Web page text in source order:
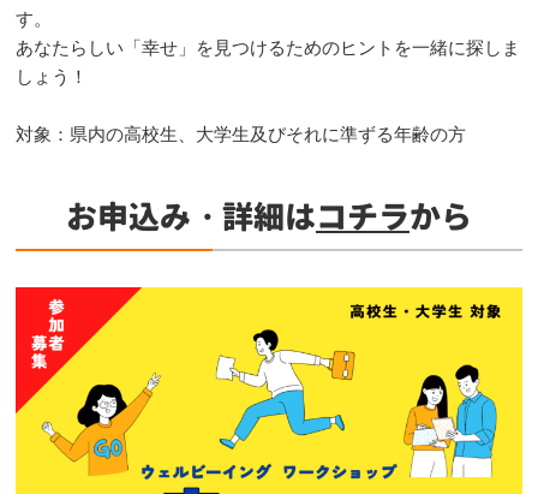
す。
あなたらしい「幸せ」を見つけるためのヒントを一緒に探しま
しょう！
対象：県内の高校生、大学生及びそれに準ずる年齢の方
お申込み・詳細はコチラから